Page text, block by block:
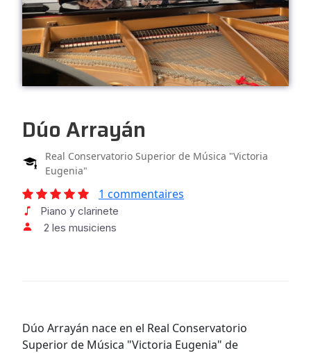
Dúo Arrayán
Real Conservatorio Superior de Música "Victoria
Eugenia"
1 commentaires
Piano y clarinete
2 les musiciens
Dúo Arrayán nace en el Real Conservatorio
Superior de Música "Victoria Eugenia" de